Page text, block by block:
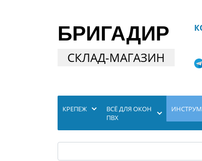
БРИГАДИР
СКЛАД-МАГАЗИН
КРЕПЕЖ
ВСЁ ДЛЯ ОКОН
ПВХ